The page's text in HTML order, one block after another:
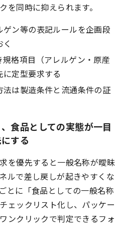
を同時に抑えられます。
ン等の表記ルールを企画段
格項目（アレルゲン・原産
定型要求する
は製造条件と流通条件の証
食品としての実態が一目
する
を優先すると一般名称が曖昧
ルで差し戻しが起きやすくな
とに「食品としての一般名称
ェックリスト化し、パッケー
ンクリックで判定できるフォ